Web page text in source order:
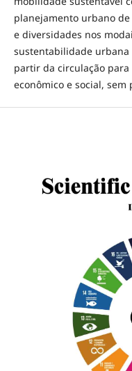
planejamento urbano
e diversidades nos
sustentabilidade urbana
partir da circulação
econômico e social,